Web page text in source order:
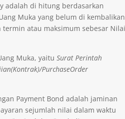
adalah di hitung berdasarkan
Muka yang belum di kembalikan
atau maksimum sebesar Nilai
Muka, yaituSurat Perintah
PurchaseOrder
Payment Bond adalah jaminan
sejumlah nilai dalam waktu